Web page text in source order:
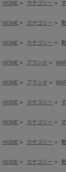
HOME カテゴリー
HOME カテゴリー
HOME カテゴリー
HOME ブランド
HOME ブランド
HOME カテゴリー
HOME カテゴリー
HOME カテゴリー
HOME カテゴリー